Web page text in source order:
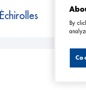
Échirolles
By